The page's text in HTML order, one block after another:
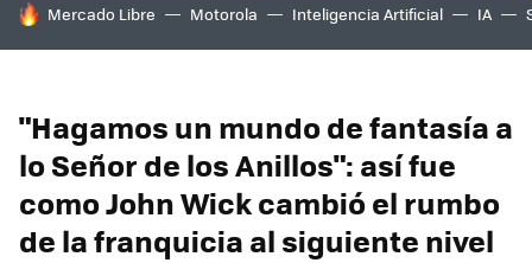
HOY SE HABLA DE
Mercado Libre Motorola Inteligencia Artificial IA
"Hagamos un mundo de fantasía a
lo Señor de los Anillos": así fue
como John Wick cambió el rumbo
de la franquicia al siguiente nivel